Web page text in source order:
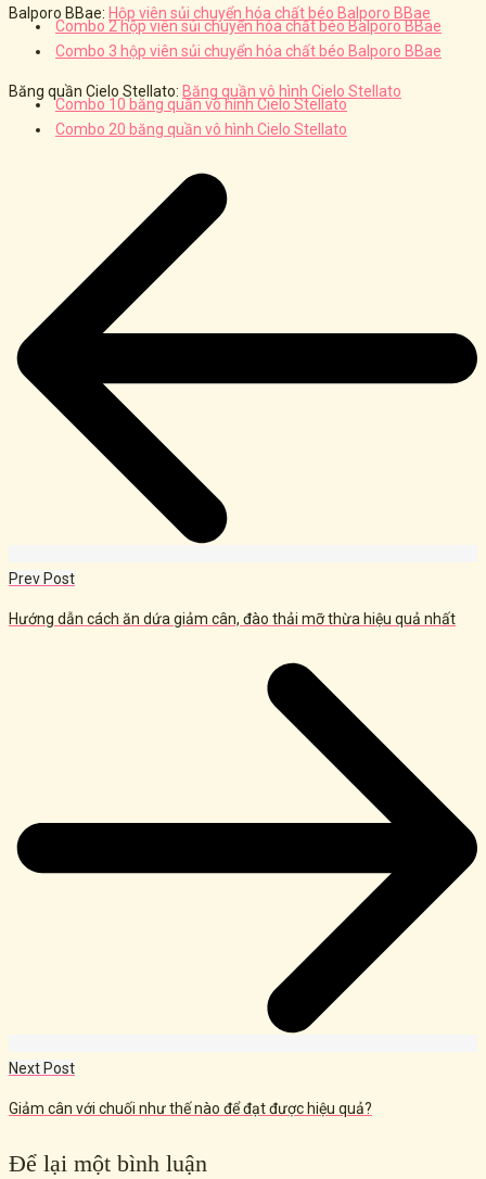
Balporo BBae: Hộp viên sủi chuyển hóa chất béo Balporo BBae
Combo 2 hộp viên sủi chuyển hóa chất béo Balporo BBae
Combo 3 hộp viên sủi chuyển hóa chất béo Balporo BBae
Băng quần Cielo Stellato: Băng quần vô hình Cielo Stellato
Combo 10 băng quần vô hình Cielo Stellato
Combo 20 băng quần vô hình Cielo Stellato
Prev Post
Hướng dẫn cách ăn dứa giảm cân, đào thải mỡ thừa hiệu quả nhất
Next Post
Giảm cân với chuối như thế nào để đạt được hiệu quả?
Để lại một bình luận